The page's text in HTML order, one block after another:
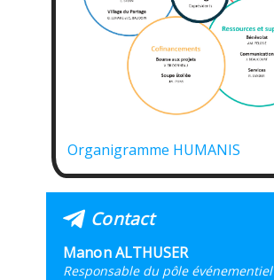
Organigramme HUMANIS
Contact
Manon ALTHUSER
Responsable du pôle événementiel